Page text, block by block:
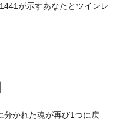
が示すあなたとツインレ
分かれた魂が再び1つに戻